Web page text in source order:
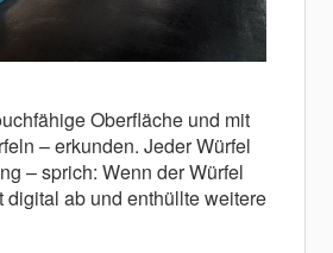
Oberfläche und mit
– erkunden. Jeder Würfel
– sprich: Wenn der Würfel
ab und enthüllte weitere